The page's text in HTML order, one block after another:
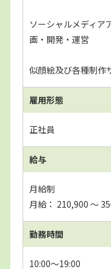
ソーシャルメディア
画・開発・運営
似顔絵及び各種制作
雇用形態
正社員
給与
月給制
月給： 210,900 〜
勤務時間
10:00～19:00